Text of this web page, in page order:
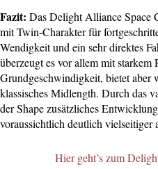
Fazit: Das Delight Alliance Space
mit Twin-Charakter für
Wendigkeit und ein sehr direktes
überzeugt es vor allem mit starkem
Grundgeschwindigkeit, bietet aber
klassisches Midlength. Durch das
der Shape zusätzliches
voraussichtlich deutlich vielseitiger
Hier geht’s zum